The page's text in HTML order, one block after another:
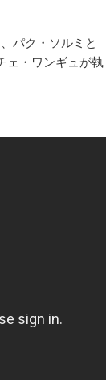
パク・ソルミと
ェ・ワンギュが執